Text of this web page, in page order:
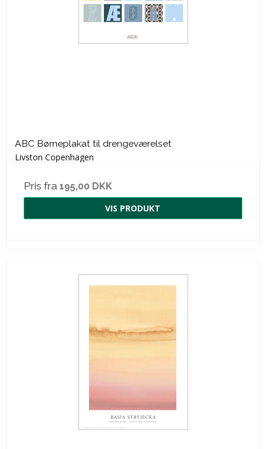
ABC Børneplakat til drengeværelset
Livston Copenhagen
Pris fra 195,00 DKK
VIS PRODUKT